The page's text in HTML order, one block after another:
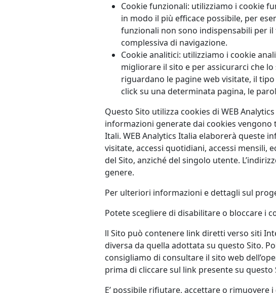
Cookie funzionali: utilizziamo i cookie
in modo il più efficace possibile, per
funzionali non sono indispensabili per
complessiva di navigazione.
Cookie analitici: utilizziamo i cookie
migliorare il sito e per assicurarci che
riguardano le pagine web visitate, il
click su una determinata pagina, le
Questo Sito utilizza cookies di WEB
informazioni generate dai cookies vengono
Itali. WEB Analytics Italia elaborerà queste
visitate, accessi quotidiani, accessi mensili,
del Sito, anziché del singolo utente.
genere.
Per ulteriori informazioni e dettagli sul
Potete scegliere di disabilitare o bloccare i
ll Sito può contenere link diretti verso siti
diversa da quella adottata su questo Sito.
consigliamo di consultare il sito web
prima di cliccare sul link presente su questo
E’ possibile rifiutare, accettare o